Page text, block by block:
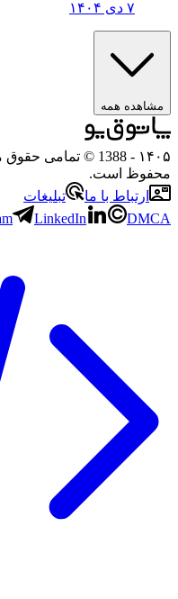
مشاهده همه
- 1388 © تمامی
است.
ارتباط با ما
تبلیغات
LinkedIn